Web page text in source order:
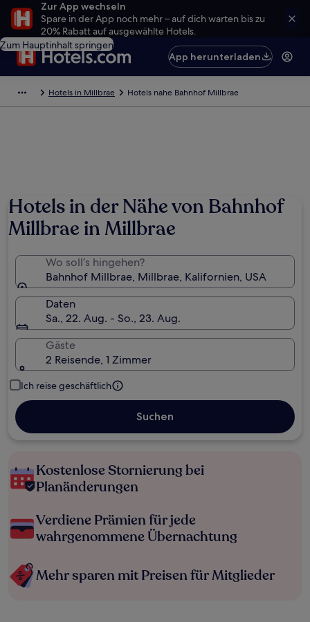
Zur App wechseln
Spare in der App noch mehr – auf dich warten bis zu
20% Rabatt auf ausgewählte Hotels.
Zum Hauptinhalt springen
App herunterladen
Hotels in Millbrae Hotels nahe Bahnhof Millbrae
Hotels in der Nähe von Bahnhof
Millbrae in Millbrae
Wo soll’s hingehen?
Bahnhof Millbrae, Millbrae, Kalifornien, USA
Daten
Sa., 22. Aug. - So., 23. Aug.
Gäste
2 Reisende, 1 Zimmer
Ich reise geschäftlich
Suchen
Kostenlose Stornierung bei
Planänderungen
Verdiene Prämien für jede
wahrgenommene Übernachtung
Mehr sparen mit Preisen für Mitglieder